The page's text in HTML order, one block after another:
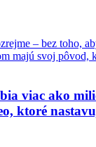
– bez toho,
majú svoj pôvod,
viac ako
ktoré